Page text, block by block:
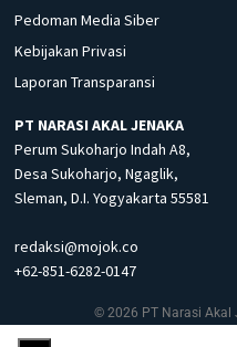
Pedoman Media Siber
Kebijakan Privasi
Laporan Transparansi
PT NARASI AKAL JENAKA
Perum Sukoharjo Indah A8,
Desa Sukoharjo, Ngaglik,
Sleman, D.I. Yogyakarta 55581
redaksi@mojok.co
+62-851-6282-0147
© 2026 PT Narasi Akal